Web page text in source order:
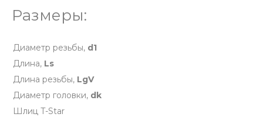
Размеры:
Диаметр резьбы, d1
Длина, Ls
Длина резьбы, LgV
Диаметр головки, dk
Шлиц T-Star